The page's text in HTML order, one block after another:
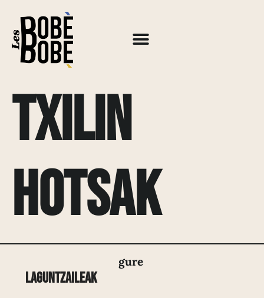
TXILIN
HOTSAK
Laguntzaileak
gure